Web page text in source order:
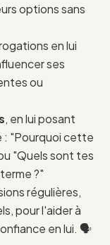
options sans
en lui
ses
ou
, en lui posant
: "Pourquoi cette
"Quels sont tes
?"
régulières,
pour l'aider à
en lui. 🗣️